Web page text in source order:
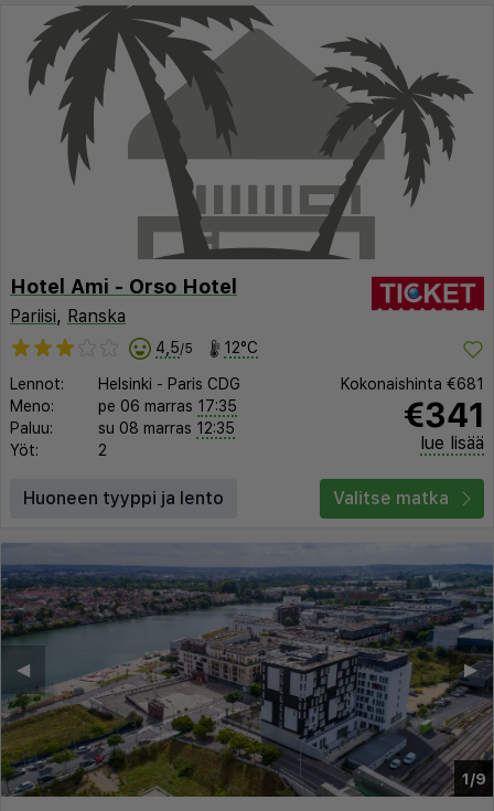
Hotel Ami - Orso Hotel
Pariisi, Ranska
4,5/5 12°C
Lennot: Helsinki - Paris CDG
Meno:
pe 06 marras 17:35
Paluu:
su 08 marras 12:35
Yöt:
2
Kokonaishinta €681
€341
lue lisää
Huoneen tyyppi ja lento Valitse matka
1/9
▶︎
◀︎